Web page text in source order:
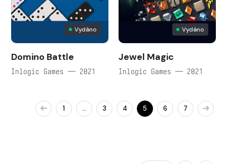
Vydáno
Domino Battle
Inlogic Games — 2021
Vydáno
Jewel Magic
Inlogic Games — 2021
1 … 3 4 5 6 7